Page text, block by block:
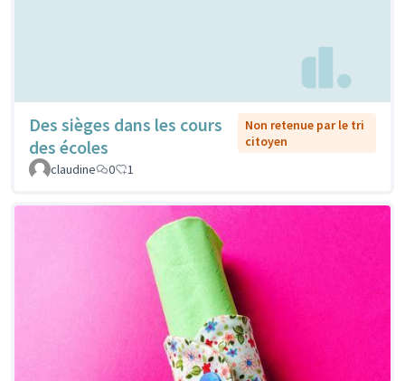
Des sièges dans les cours
des écoles
Non retenue par le tri
citoyen
claudine
0 1